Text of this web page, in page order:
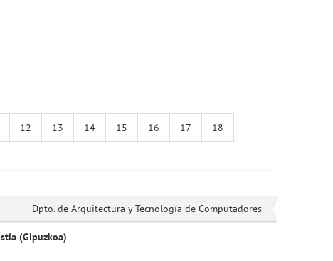
12 13 14 15 16 17 18
Dpto. de Arquitectura y Tecnología de Computadores
(Gipuzkoa)